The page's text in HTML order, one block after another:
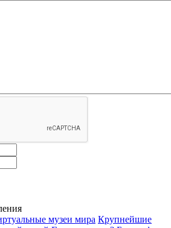
музеи мира Крупнейшие